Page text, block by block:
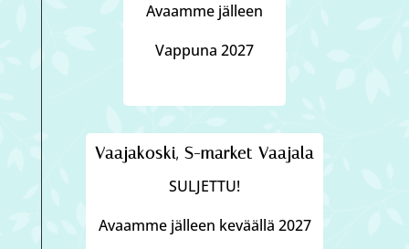
Avaamme jälleen
Vappuna 2027
Vaajakoski, S-market Vaajala
SULJETTU!
Avaamme jälleen keväällä 2027